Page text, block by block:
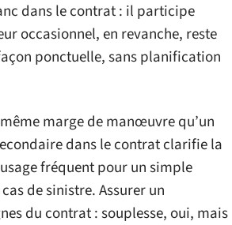
dans le contrat : il participe
occasionnel, en revanche, reste
ponctuelle, sans planification
marge de manœuvre qu’un
dans le contrat clarifie la
fréquent pour un simple
de sinistre. Assurer un
du contrat : souplesse, oui, mais